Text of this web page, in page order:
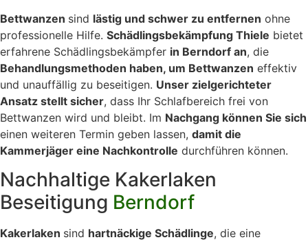
Bettwanzen sind lästig und schwer zu entfernen ohne
professionelle Hilfe. Schädlingsbekämpfung Thiele bietet
erfahrene Schädlingsbekämpfer in Berndorf an, die
Behandlungsmethoden haben, um Bettwanzen effektiv
und unauffällig zu beseitigen. Unser zielgerichteter
Ansatz stellt sicher, dass Ihr Schlafbereich frei von
Bettwanzen wird und bleibt. Im Nachgang können Sie sich
einen weiteren Termin geben lassen, damit die
Kammerjäger eine Nachkontrolle durchführen können.
Nachhaltige Kakerlaken
Beseitigung Berndorf
Kakerlaken sind hartnäckige Schädlinge, die eine